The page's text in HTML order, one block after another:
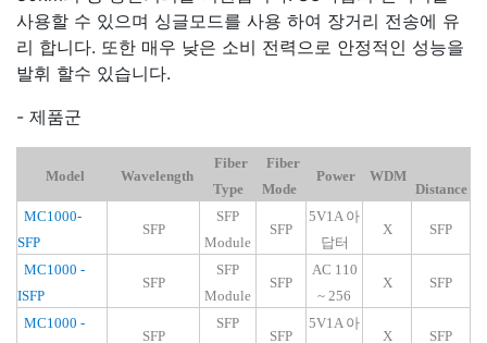
사용할 수 있으며 싱글모드를 사용 하여 장거리 전송에 유
리 합니다. 또한 매우 낮은 소비 전력으로 안정적인 성능을
발휘 할수 있습니다.
- 제품군
Model Wavelength
Fiber
Type
Fiber
Mode
Power
WDM
Distance
MC1000-
SFP
SFP
SFP
Module
SFP
5V1A 아
답터
X SFP
MC1000 -
ISFP
SFP
SFP
Module
SFP
AC 110
~ 256
X SFP
MC1000 -
SFP
SFP
SFP
5V1A 아
X SFP